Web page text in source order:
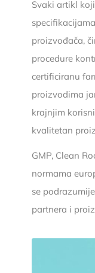
Svaki artikl
proizvođača,
procedure
certificiranu
proizvodima
krajnjim
kvalitetan
GMP, Clean
normama
se
partnera i